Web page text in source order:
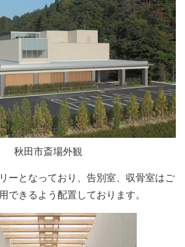
秋田市斎場外観
ーとなっており、告別室、収骨室はご
できるよう配置しております。